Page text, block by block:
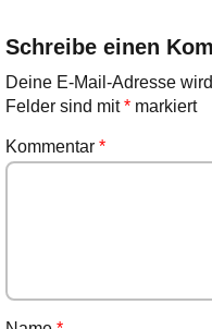
Schreibe einen
Deine E-Mail-Adresse
Felder sind mit*markiert
Kommentar *